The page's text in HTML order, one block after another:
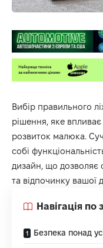
Вибір правильного
рішення, яке впливає
розвиток малюка.
собі
дизайн, що дозволяє
та відпочинку вашої
Навігація по
Безпека понад